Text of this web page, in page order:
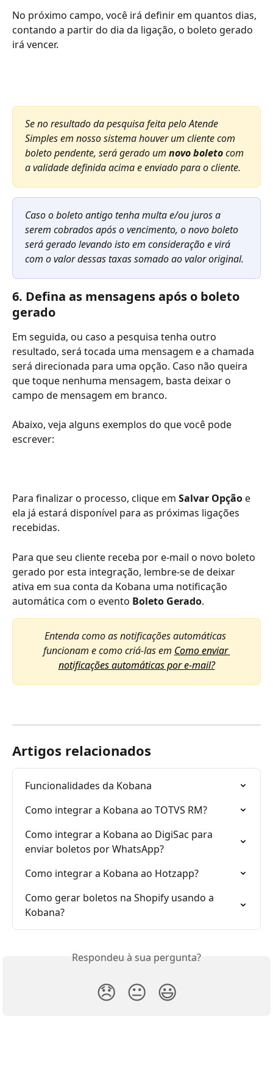
No próximo campo, você irá definir em quantos dias,
contando a partir do dia da ligação, o boleto gerado
irá vencer.
Se no resultado da pesquisa feita pelo Atende
Simples em nosso sistema houver um cliente com
boleto pendente, será gerado um novo boleto com
a validade definida acima e enviado para o cliente.
Caso o boleto antigo tenha multa e/ou juros a
serem cobrados após o vencimento, o novo boleto
será gerado levando isto em consideração e virá
com o valor dessas taxas somado ao valor original.
6. Defina as mensagens após o boleto
gerado
Em seguida, ou caso a pesquisa tenha outro
resultado, será tocada uma mensagem e a chamada
será direcionada para uma opção. Caso não queira
que toque nenhuma mensagem, basta deixar o
campo de mensagem em branco.
Abaixo, veja alguns exemplos do que você pode
escrever:
Para finalizar o processo, clique em Salvar Opção e
ela já estará disponível para as próximas ligações
recebidas.
Para que seu cliente receba por e-mail o novo boleto
gerado por esta integração, lembre-se de deixar
ativa em sua conta da Kobana uma notificação
automática com o evento Boleto Gerado.
Entenda como as notificações automáticas
funcionam e como criá-las em Como enviar
notificações automáticas por e-mail?
Artigos relacionados
Funcionalidades da Kobana
Como integrar a Kobana ao TOTVS RM?
Como integrar a Kobana ao DigiSac para
enviar boletos por WhatsApp?
Como integrar a Kobana ao Hotzapp?
Como gerar boletos na Shopify usando a
Kobana?
Respondeu à sua pergunta?
😞 😐 😃